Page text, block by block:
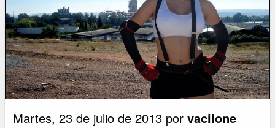
Martes, 23 de julio de 2013 porvacilone